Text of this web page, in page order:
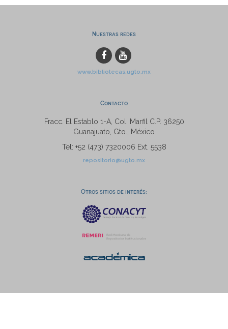
Nuestras redes
www.bibliotecas.ugto.mx
Contacto
Fracc. El Establo 1-A, Col. Marfil C.P. 36250
Guanajuato, Gto., México
Tel: +52 (473) 7320006 Ext. 5538
repositorio@ugto.mx
Otros sitios de interés: